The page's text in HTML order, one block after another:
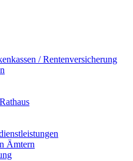
/ Rentenversicherung
Ämtern